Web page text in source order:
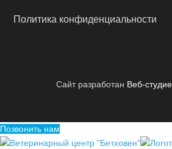
Политика конфиденциальности
Сайт разработан Веб-
Позвонить нам